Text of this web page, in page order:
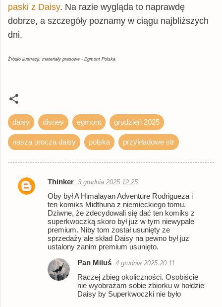
inbook.pl książka
102,95 zł
Woblink.com książka
110,49 zł
paski z Daisy. Na razie wygląda to naprawdę
dobrze, a szczegóły poznamy w ciągu najbliższych
dni.
Źródło ilustracji: materiały prasowe - Egmont Polska
daisy disney egmont grudzień 2025
nasza urocza daisy polska przykładowe str
K
Thinker 3 grudnia 2025 12:25
Oby był A Himalayan Adventure Rodrigueza i
ten komiks Midthuna z niemieckiego tomu.
Dziwne, że zdecydowali się dać ten komiks z
superkwoczką skoro był już w tym niewypale
premium. Niby tom został usunięty ze
sprzedaży ale skład Daisy na pewno był juz
ustalony zanim premium usunięto.
Pan Miluś 4 grudnia 2025 20:11
Raczej zbieg okoliczności. Osobiście
nie wyobrażam sobie zbiorku w hołdzie
Daisy by Superkwoczki nie było